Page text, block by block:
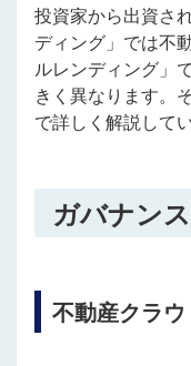
投資家から出資さ
ディング」では不
ルレンディング」
きく異なります。
で詳しく解説して
ガバナンス
不動産クラ